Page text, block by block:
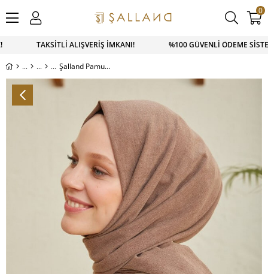
TAKSİTLİ ALIŞVERİŞ İMKANI! %100 GÜVENLİ ÖDEME
0
Şalland Pamuklu Şal Toprak Rengi